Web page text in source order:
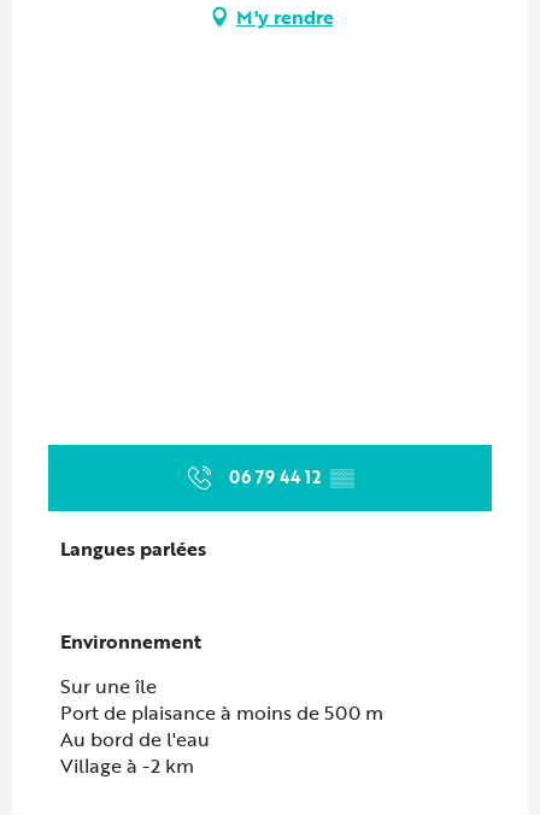
M'y rendre
06 79 44 12 ▒▒
Langues parlées
Langues parlées
Environnement
Environnement
Sur une île
Port de plaisance à moins de 500 m
Au bord de l'eau
Village à -2 km